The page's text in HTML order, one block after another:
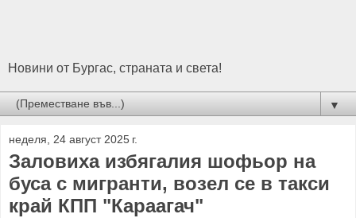
Новини от Бургас, страната и света!
▼
неделя, 24 август 2025 г.
Заловиха избягалия шофьор на
буса с мигранти, возел се в такси
край КПП "Караагач"